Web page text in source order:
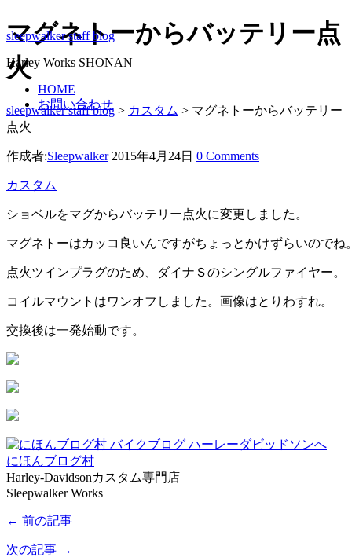
sleepwalker staff blog
Harley Works SHONAN
HOME
お問い合わせ
マグネトーからバッテリー点
火
sleepwalker staff blog > カスタム > マグネトーからバッテリー
点火
作成者:Sleepwalker 2015年4月24日 0 Comments
カスタム
ショベルをマグからバッテリー点火に変更しました。
マグネトーはカッコ良いんですがちょっとかけずらいのでね
点火ツインプラグのため、ダイナＳのシングルファイヤー。
コイルマウントはワンオフしました。画像はとりわすれ。
交換後は一発始動です。
にほんブログ村
Harley-Davidsonカスタム専門店
Sleepwalker Works
← 前の記事
次の記事 →